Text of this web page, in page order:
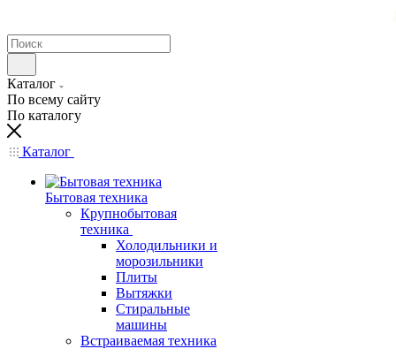
Каталог
По всему сайту
По каталогу
Каталог
Бытовая техника
Крупнобытовая
техника
Холодильники и
морозильники
Плиты
Вытяжки
Стиральные
машины
Встраиваемая техника